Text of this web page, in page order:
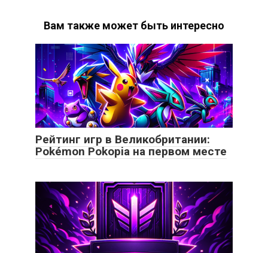
Вам также может быть интересно
Рейтинг игр в Великобритании:
Pokémon Pokopia на первом месте